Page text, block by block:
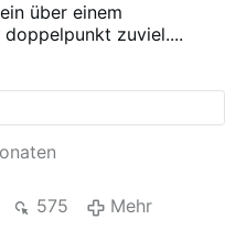
über einem
zuviel....
575
Mehr